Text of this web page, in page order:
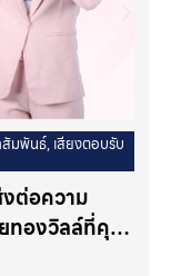
สัมพันธ์,เสียงตอบรับ
ต่อความ
ยทองวิลล์ที่คุณ
ายทองวิลล์